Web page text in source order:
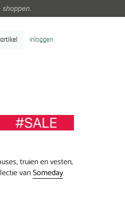
shoppen.
Inloggen
truien en vesten,
vanSomeday.